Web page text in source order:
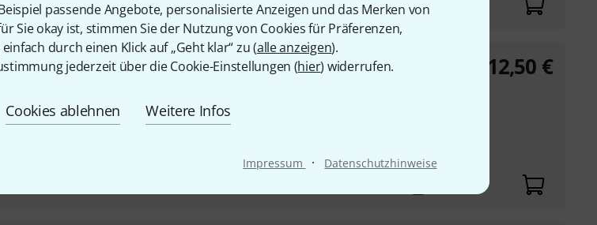
passende Angebote, personalisierte Anzeigen und das Merken von
Sie okay ist, stimmen Sie der Nutzung von Cookies für Präferenzen,
durch einen Klick auf „Geht klar“ zu (alle anzeigen).
jederzeit über die Cookie-Einstellungen (hier) widerrufen.
Cookies ablehnen Weitere Infos
Impressum · Datenschutzhinweise
Sofort lieferbar
GrooveTech ToolsTRC-2 Cheater Trussrod Driver
Schlitz
speziell für die Justierung von Vintage Halsstäben
12,50 €